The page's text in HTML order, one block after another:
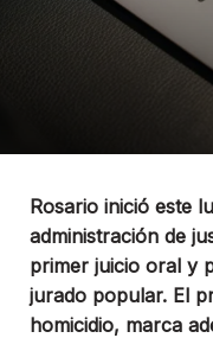
Rosario inició este
administración de
primer juicio oral y
jurado popular. El
homicidio, marca